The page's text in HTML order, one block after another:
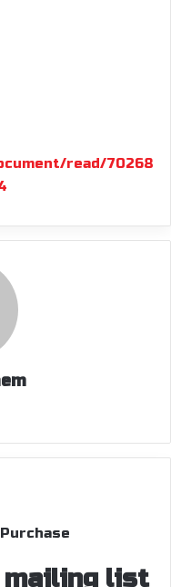
read/70268
mailing list